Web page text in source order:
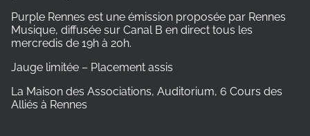
Purple Rennes est une émission proposée par Rennes
Musique, diffusée sur Canal B en direct tous les
mercredis de 19h à 20h.
Jauge limitée – Placement assis
La Maison des Associations, Auditorium, 6 Cours des
Alliés à Rennes